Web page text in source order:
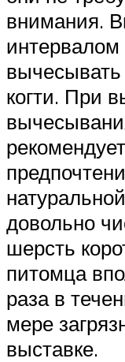
внимания.
когти. При
довольно
шерсть
питомца
раза в
мере
выставке.